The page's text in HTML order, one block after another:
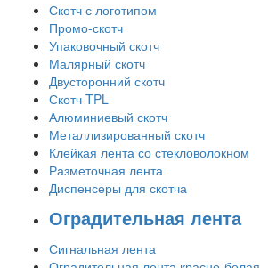
Скотч с логотипом
Промо-скотч
Упаковочный скотч
Малярный скотч
Двусторонний скотч
Скотч TPL
Алюминиевый скотч
Металлизированный скотч
Клейкая лента со стекловолокном
Разметочная лента
Диспенсеры для скотча
Оградительная лента
Сигнальная лента